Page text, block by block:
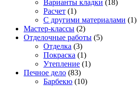
Варианты кладки (18)
Расчет (1)
С другими материалами (1)
Мастер-классы (2)
Отделочные работы (5)
Отделка (3)
Покраска (1)
Утепление (1)
Печное дело (83)
Барбекю (10)